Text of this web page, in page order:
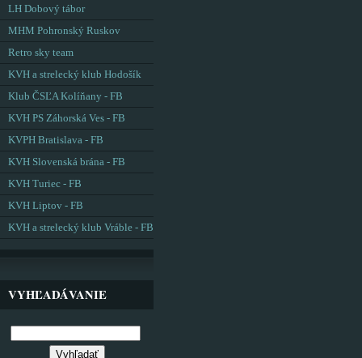
LH Dobový tábor
MHM Pohronský Ruskov
Retro sky team
KVH a strelecký klub Hodošík
Klub ČSĽA Kolíňany - FB
KVH PS Záhorská Ves - FB
KVPH Bratislava - FB
KVH Slovenská brána - FB
KVH Turiec - FB
KVH Liptov - FB
KVH a strelecký klub Vráble - FB
VYHĽADÁVANIE